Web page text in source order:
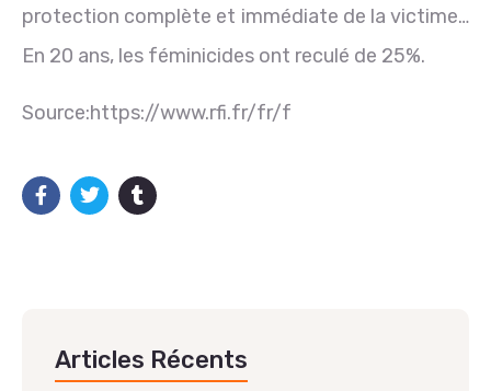
protection complète et immédiate de la victime…
En 20 ans, les féminicides ont reculé de 25%.
Source:https://www.rfi.fr/fr/f
Articles Récents